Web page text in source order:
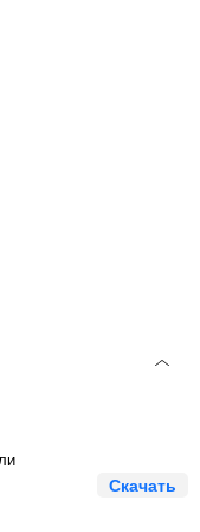
Скачать
- 2026